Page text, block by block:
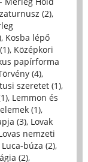
(2),
, Kosba lépő
, Középkori
papírforma
(4),
szeretet (1),
, Lemmon és
(1),
(3), Lovak
nemzeti
Luca-búza (2),
(2),